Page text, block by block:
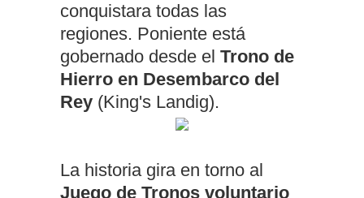
conquistara todas las
regiones. Poniente está
gobernado desde el Trono de
Hierro en Desembarco del
Rey (King's Landig).
La historia gira en torno al
Juego de Tronos voluntario